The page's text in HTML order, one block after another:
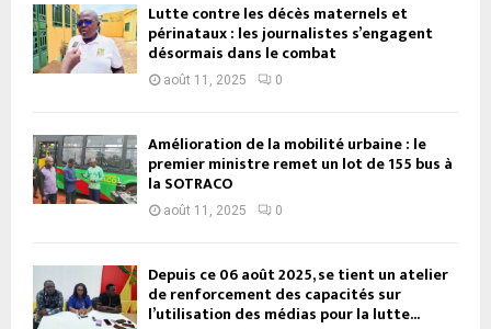
Lutte contre les décès maternels et
périnataux : les journalistes s’engagent
désormais dans le combat
août 11, 2025 0
Amélioration de la mobilité urbaine : le
premier ministre remet un lot de 155 bus à
la SOTRACO
août 11, 2025 0
Depuis ce 06 août 2025, se tient un atelier
de renforcement des capacités sur
l’utilisation des médias pour la lutte...